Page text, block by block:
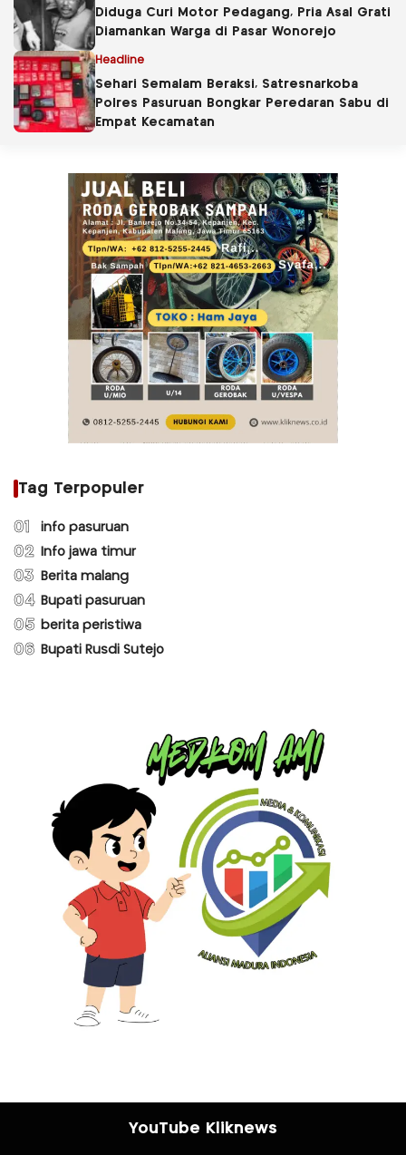
Diduga Curi Motor Pedagang, Pria Asal Grati
Diamankan Warga di Pasar Wonorejo
Headline
Sehari Semalam Beraksi, Satresnarkoba
Polres Pasuruan Bongkar Peredaran Sabu di
Empat Kecamatan
Tag Terpopuler
01 info pasuruan
02 Info jawa timur
03 Berita malang
04 Bupati pasuruan
05 berita peristiwa
06 Bupati Rusdi Sutejo
YouTube Kliknews